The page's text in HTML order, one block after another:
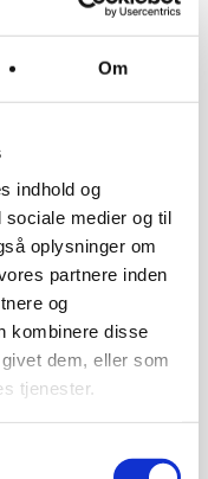
Om
indhold og
medier og til
oplysninger om
partnere inden
og
kombinere disse
dem, eller som
tjenester.
der passer
dag
2026
uanset hvilken